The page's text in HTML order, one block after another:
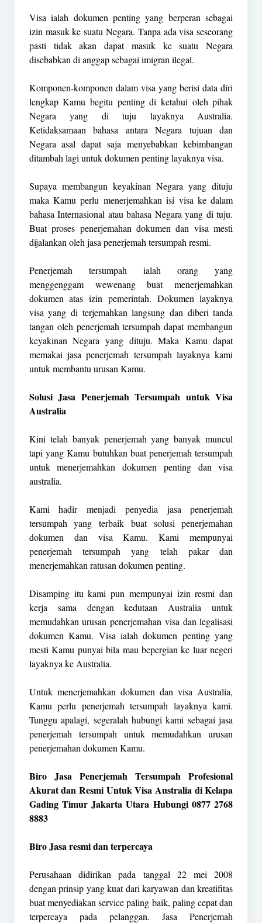
Visa ialah dokumen penting yang berperan sebagai
izin masuk ke suatu Negara. Tanpa ada visa seseorang
pasti tidak akan dapat masuk ke suatu Negara
disebabkan di anggap sebagai imigran ilegal.
Komponen-komponen dalam visa yang berisi data diri
lengkap Kamu begitu penting di ketahui oleh pihak
Negara yang di tuju layaknya Australia.
Ketidaksamaan bahasa antara Negara tujuan dan
Negara asal dapat saja menyebabkan kebimbangan
ditambah lagi untuk dokumen penting layaknya visa.
Supaya membangun keyakinan Negara yang dituju
maka Kamu perlu menerjemahkan isi visa ke dalam
bahasa Internasional atau bahasa Negara yang di tuju.
Buat proses penerjemahan dokumen dan visa mesti
dijalankan oleh jasa penerjemah tersumpah resmi.
Penerjemah tersumpah ialah orang yang
menggenggam wewenang buat menerjemahkan
dokumen atas izin pemerintah. Dokumen layaknya
visa yang di terjemahkan langsung dan diberi tanda
tangan oleh penerjemah tersumpah dapat membangun
keyakinan Negara yang dituju. Maka Kamu dapat
memakai jasa penerjemah tersumpah layaknya kami
untuk membantu urusan Kamu.
Solusi Jasa Penerjemah Tersumpah untuk Visa
Australia
Kini telah banyak penerjemah yang banyak muncul
tapi yang Kamu butuhkan buat penerjemah tersumpah
untuk menerjemahkan dokumen penting dan visa
australia.
Kami hadir menjadi penyedia jasa penerjemah
tersumpah yang terbaik buat solusi penerjemahan
dokumen dan visa Kamu. Kami mempunyai
penerjemah tersumpah yang telah pakar dan
menerjemahkan ratusan dokumen penting.
Disamping itu kami pun mempunyai izin resmi dan
kerja sama dengan kedutaan Australia untuk
memudahkan urusan penerjemahan visa dan legalisasi
dokumen Kamu. Visa ialah dokumen penting yang
mesti Kamu punyai bila mau bepergian ke luar negeri
layaknya ke Australia.
Untuk menerjemahkan dokumen dan visa Australia,
Kamu perlu penerjemah tersumpah layaknya kami.
Tunggu apalagi, segeralah hubungi kami sebagai jasa
penerjemah tersumpah untuk memudahkan urusan
penerjemahan dokumen Kamu.
Biro Jasa Penerjemah Tersumpah Profesional
Akurat dan Resmi Untuk Visa Australia di Kelapa
Gading Timur Jakarta Utara Hubungi 0877 2768
8883
Biro Jasa resmi dan terpercaya
Perusahaan didirikan pada tanggal 22 mei 2008
dengan prinsip yang kuat dari karyawan dan kreatifitas
buat menyediakan service paling baik, paling cepat dan
terpercaya pada pelanggan. Jasa Penerjemah